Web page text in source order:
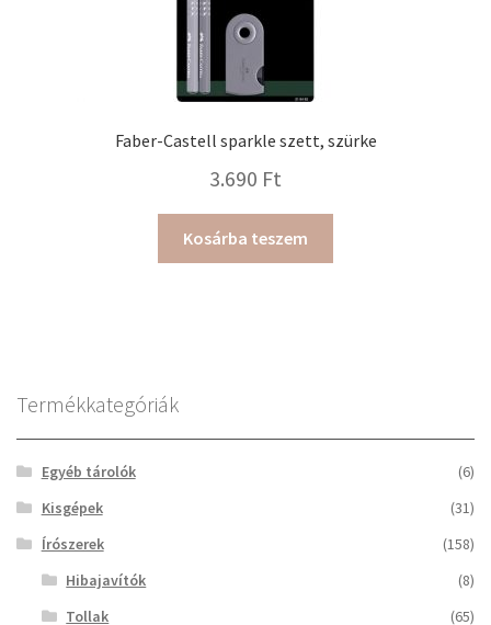
Faber-Castell sparkle szett, szürke
3.690 Ft
Kosárba teszem
Termékkategóriák
Egyéb tárolók
(6)
Kisgépek
(31)
Írószerek
(158)
Hibajavítók
(8)
Tollak
(65)